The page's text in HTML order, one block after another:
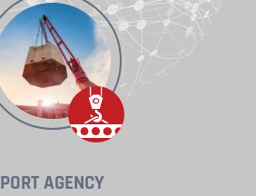
PORT AGENCY